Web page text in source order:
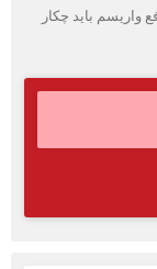
واریسم باید چکار